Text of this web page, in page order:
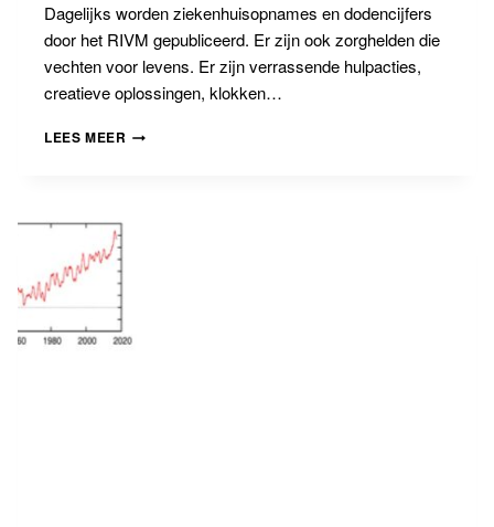
Dagelijks worden ziekenhuisopnames en dodencijfers
door het RIVM gepubliceerd. Er zijn ook zorghelden die
vechten voor levens. Er zijn verrassende hulpacties,
creatieve oplossingen, klokken…
LEES MEER LEVENSBESCHOUWING